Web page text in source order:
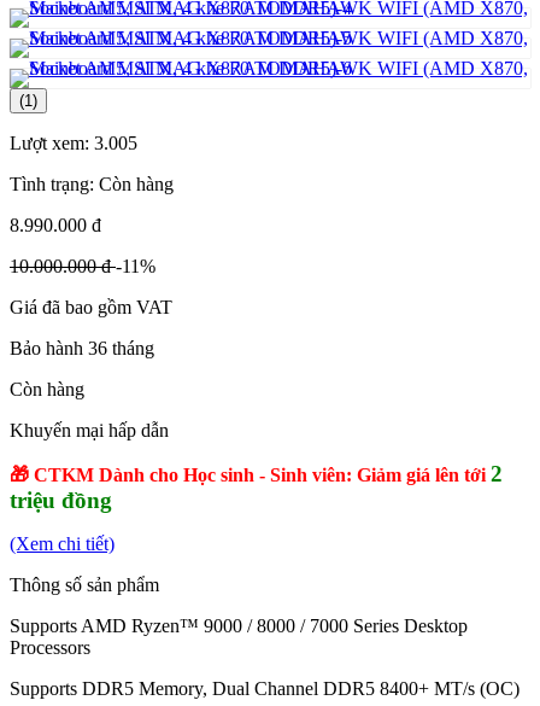
(1)
Lượt xem: 3.005
Tình trạng: Còn hàng
8.990.000 đ
10.000.000 đ-11%
Giá đã bao gồm VAT
Bảo hành 36 tháng
Còn hàng
Khuyến mại hấp dẫn
🎁 CTKM Dành cho Học sinh - Sinh viên: Giảm giá lên tới 2
triệu đồng
(Xem chi tiết)
Thông số sản phẩm
Supports AMD Ryzen™ 9000 / 8000 / 7000 Series Desktop
Processors
Supports DDR5 Memory, Dual Channel DDR5 8400+ MT/s (OC)